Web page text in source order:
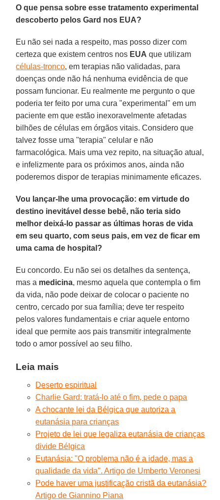
O que pensa sobre esse tratamento experimental
descoberto pelos Gard nos EUA?
Eu não sei nada a respeito, mas posso dizer com
certeza que existem centros nos EUA que utilizam
células-tronco, em terapias não validadas, para
doenças onde não há nenhuma evidência de que
possam funcionar. Eu realmente me pergunto o que
poderia ter feito por uma cura "experimental" em um
paciente em que estão inexoravelmente afetadas
bilhões de células em órgãos vitais. Considero que
talvez fosse uma "terapia" celular e não
farmacológica. Mais uma vez repito, na situação atual,
e infelizmente para os próximos anos, ainda não
poderemos dispor de terapias minimamente eficazes.
Vou lançar-lhe uma provocação: em virtude do
destino inevitável desse bebê, não teria sido
melhor deixá-lo passar as últimas horas de vida
em seu quarto, com seus pais, em vez de ficar em
uma cama de hospital?
Eu concordo. Eu não sei os detalhes da sentença,
mas a medicina, mesmo aquela que contempla o fim
da vida, não pode deixar de colocar o paciente no
centro, cercado por sua família; deve ter respeito
pelos valores fundamentais e criar aquele entorno
ideal que permite aos pais transmitir integralmente
todo o amor possível ao seu filho.
Leia mais
Deserto espiritual
Charlie Gard: tratá-lo até o fim, pede o papa
A chocante lei da Bélgica que autoriza a
eutanásia para crianças
Projeto de lei que legaliza eutanásia de crianças
divide Bélgica
Eutanásia: "O problema não é a idade, mas a
qualidade da vida". Artigo de Umberto Veronesi
Pode haver uma justificação cristã da eutanásia?
Artigo de Giannino Piana